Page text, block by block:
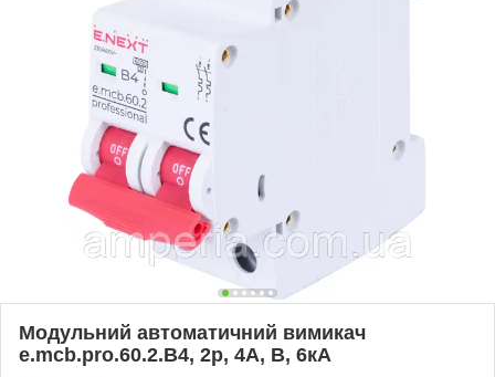
Модульний автоматичний вимикач
e.mcb.pro.60.2.B4, 2р, 4А, В, 6кА